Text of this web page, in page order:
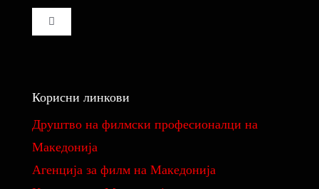
Toggle
Navigation
Изнајмување на студио за монтажа и колор
Реквизити
Корисни линкови
Друштво на филмски професионалци на
Македонија
Aгенција за филм на Македонија